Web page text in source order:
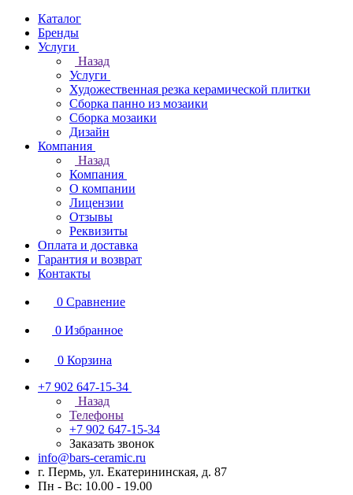
Каталог
Бренды
Услуги
Назад
Услуги
Художественная резка керамической плитки
Сборка панно из мозаики
Сборка мозаики
Дизайн
Компания
Назад
Компания
О компании
Лицензии
Отзывы
Реквизиты
Оплата и доставка
Гарантия и возврат
Контакты
0 Сравнение
0 Избранное
0 Корзина
+7 902 647-15-34
Назад
Телефоны
+7 902 647-15-34
Заказать звонок
info@bars-ceramic.ru
г. Пермь, ул. Екатерининская, д. 87
Пн - Вс: 10.00 - 19.00